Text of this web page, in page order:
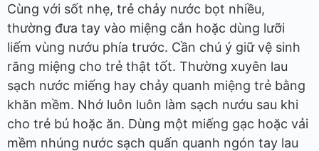
Cùng với sốt nhẹ, trẻ chảy nước bọt nhiều,
thường đưa tay vào miệng cắn hoặc dùng lưỡi
liếm vùng nướu phía trước. Cần chú ý giữ vệ sinh
răng miệng cho trẻ thật tốt. Thường xuyên lau
sạch nước miếng hay chảy quanh miệng trẻ bằng
khăn mềm. Nhớ luôn luôn làm sạch nướu sau khi
cho trẻ bú hoặc ăn. Dùng một miếng gạc hoặc vải
mềm nhúng nước sạch quấn quanh ngón tay lau